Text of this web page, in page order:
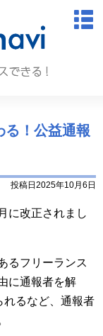
法律情
る！公益通報
投稿日2025年10月6日
月に改正されまし
るフリーランス
に通報者を解
れるなど、通報者